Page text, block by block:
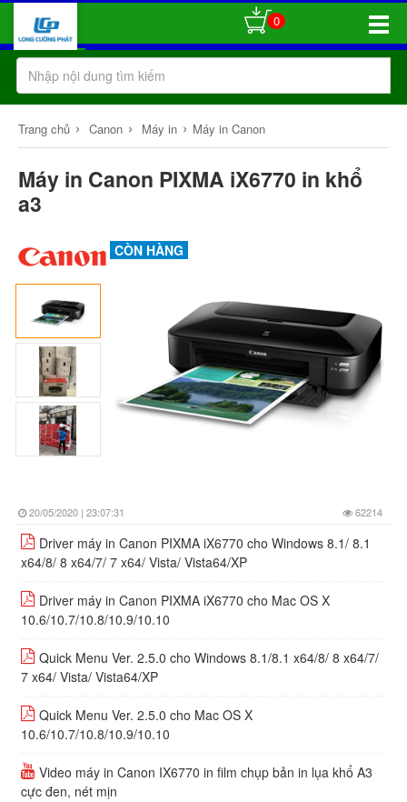
Toggle
0
Trang chủ › Canon › Máy in › Máy in Canon
Máy in Canon PIXMA iX6770 in khổ
a3
CÒN HÀNG
20/05/2020 | 23:07:31 62214
Driver máy in Canon PIXMA iX6770 cho Windows 8.1/ 8.1
x64/8/ 8 x64/7/ 7 x64/ Vista/ Vista64/XP
Driver máy in Canon PIXMA iX6770 cho Mac OS X
10.6/10.7/10.8/10.9/10.10
Quick Menu Ver. 2.5.0 cho Windows 8.1/8.1 x64/8/ 8 x64/7/
7 x64/ Vista/ Vista64/XP
Quick Menu Ver. 2.5.0 cho Mac OS X
10.6/10.7/10.8/10.9/10.10
Video máy in Canon IX6770 in film chụp bản in lụa khổ A3
cực đen, nét mịn